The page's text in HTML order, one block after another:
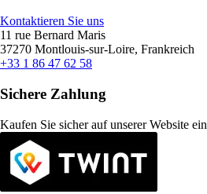
Kontaktieren Sie uns
11 rue Bernard Maris
37270 Montlouis-sur-Loire, Frankreich
+33 1 86 47 62 58
Sichere Zahlung
Kaufen Sie sicher auf unserer Website ein